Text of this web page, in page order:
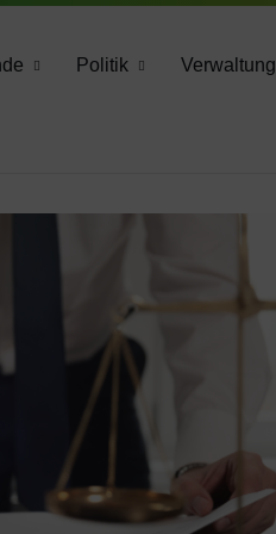
Politik Verwaltung